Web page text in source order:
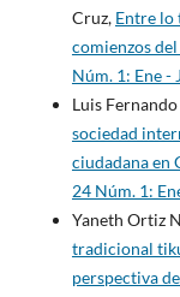
Cruz, Entre lo
comienzos
Núm. 1: Ene -
Luis
sociedad
ciudadana en
24 Núm. 1:
Yaneth Ortiz
tradicional
perspectiva